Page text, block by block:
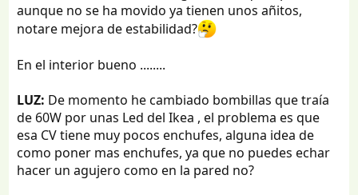
aunque no se ha movido ya tienen unos añitos,
notare mejora de estabilidad?
En el interior bueno ........
LUZ: De momento he cambiado bombillas que traía
de 60W por unas Led del Ikea , el problema es que
esa CV tiene muy pocos enchufes, alguna idea de
como poner mas enchufes, ya que no puedes echar
hacer un agujero como en la pared no?